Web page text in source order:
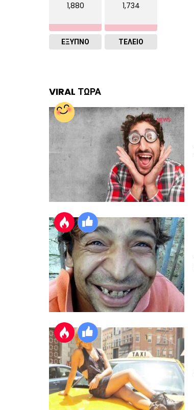
1,880
ΈΞΥΠΝΟ
1,734
ΤΕΛΕΙΟ
VIRAL ΤΩΡΑ